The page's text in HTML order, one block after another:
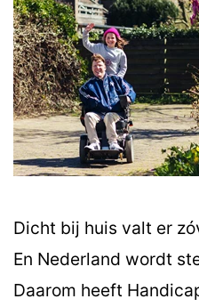
Dicht bij huis valt er
En Nederland wordt
Daarom heeft